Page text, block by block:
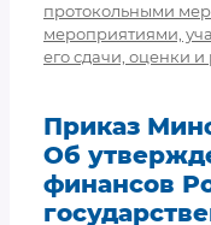
протокольными
мероприятиями,
его сдачи, оценки
Приказ
Об
финансов